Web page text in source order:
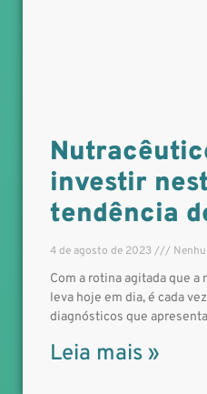
investir
tendência
4 de agosto de 2023
Com a rotina agitada que a
leva hoje em dia, é cada
diagnósticos que
Leia mais »